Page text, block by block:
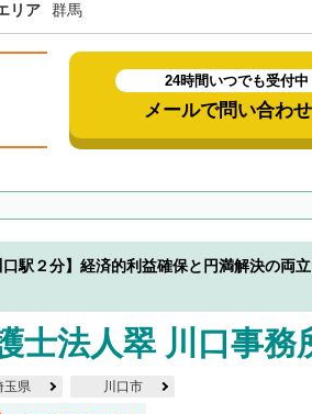
リア 群馬
24時間いつでも受付中
メールで問い合わ
口駅２分】経済的利益確保と円満解決の両
士法人翠 川口事務
玉県 川口市